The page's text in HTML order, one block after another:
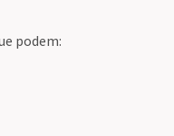
podem: